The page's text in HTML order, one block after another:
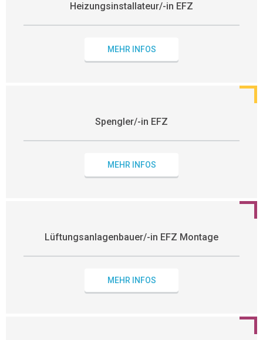
Heizungsinstallateur/-in EFZ
MEHR INFOS
Spengler/-in EFZ
MEHR INFOS
Lüftungsanlagenbauer/-in EFZ Montage
MEHR INFOS